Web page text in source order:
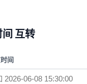
互转
间